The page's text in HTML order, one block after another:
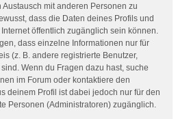
mit anderen Personen zu
dass die Daten deines Profils und
öffentlich zugänglich sein können.
dass einzelne Informationen nur für
(z. B. andere registrierte Benutzer,
Wenn du Fragen dazu hast, suche
im Forum oder kontaktiere den
deinem Profil ist dabei jedoch nur für den
Personen (Administratoren) zugänglich.